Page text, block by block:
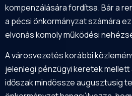
kompenzálására fordítsa. Bár a
a pécsi önkormányzat számára
elvonás komoly működési
A városvezetés korábbi
jelenlegi pénzügyi keretek
időszak mindössze augusztusig